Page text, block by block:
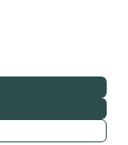
Bever
B.V.